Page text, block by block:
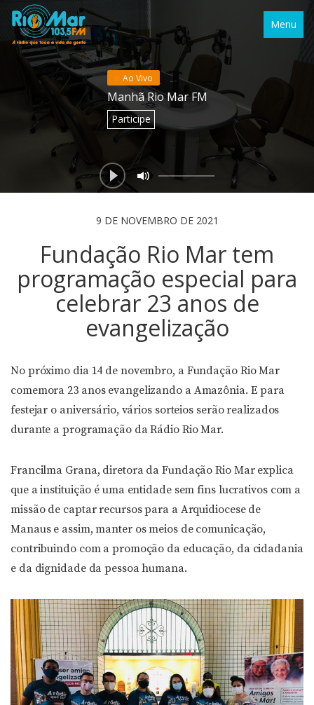
Menu
Ao Vivo
Manhã Rio Mar FM
Participe
9 DE NOVEMBRO DE 2021
Fundação Rio Mar tem
programação especial para
celebrar 23 anos de
evangelização
No próximo dia 14 de novembro, a Fundação Rio Mar
comemora 23 anos evangelizando a Amazônia. E para
festejar o aniversário, vários sorteios serão realizados
durante a programação da Rádio Rio Mar.
Francilma Grana, diretora da Fundação Rio Mar explica
que a instituição é uma entidade sem fins lucrativos com a
missão de captar recursos para a Arquidiocese de
Manaus e assim, manter os meios de comunicação,
contribuindo com a promoção da educação, da cidadania
e da dignidade da pessoa humana.